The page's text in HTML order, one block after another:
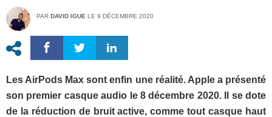
PAR DAVID IGUE LE 9 DÉCEMBRE 2020
Les AirPods Max sont enfin une réalité. Apple a présenté
son premier casque audio le 8 décembre 2020. Il se dote
de la réduction de bruit active, comme tout casque haut